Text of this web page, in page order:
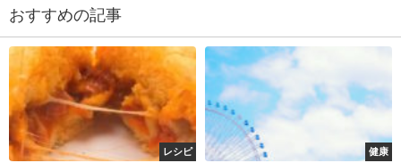
おすすめの記事
レシピ 健康